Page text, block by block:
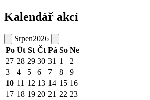
Kalendář akcí
Srpen2026
Po Út St Čt Pá So Ne
27 28 29 30 31 1
2
3
4 5 6 7 8
9
10 11 12 13 14 15 16
17 18 19 20 21 22 23